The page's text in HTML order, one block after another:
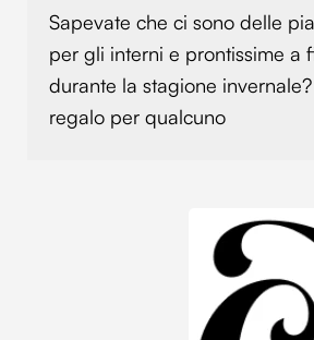
pubblicità e social media, i quali
raccolto dal tuo utilizzo dei loro
Sapevate che ci sono delle
per gli interni e prontissime a
durante la stagione
regalo per qualcuno